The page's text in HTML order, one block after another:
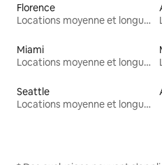
Florence
Locations moyenne et longue durée
Miami
Locations moyenne et longue durée
Seattle
Locations moyenne et longue durée